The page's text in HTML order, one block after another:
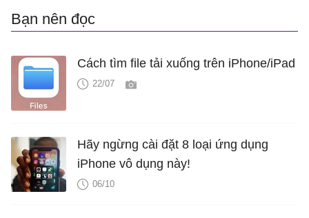
Bạn nên đọc
Cách tìm file tải xuống trên iPhone/iPad
22/07
Hãy ngừng cài đặt 8 loại ứng dụng
iPhone vô dụng này!
06/10